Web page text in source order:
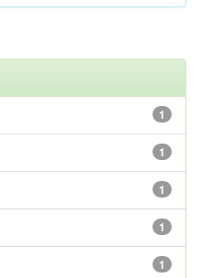
1
1
1
1
1